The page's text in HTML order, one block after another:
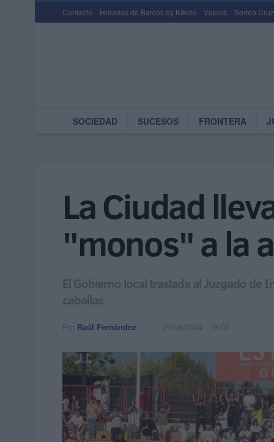
Contacto Horarios de Barcos by Kikoto Vuelos Sorteo
SOCIEDAD SUCESOS FRONTERA
La Ciudad
"monos" a la
El Gobierno local traslada al Juzgado de
caballas
Por Raúl Fernández 27/06/2024 - 18:03